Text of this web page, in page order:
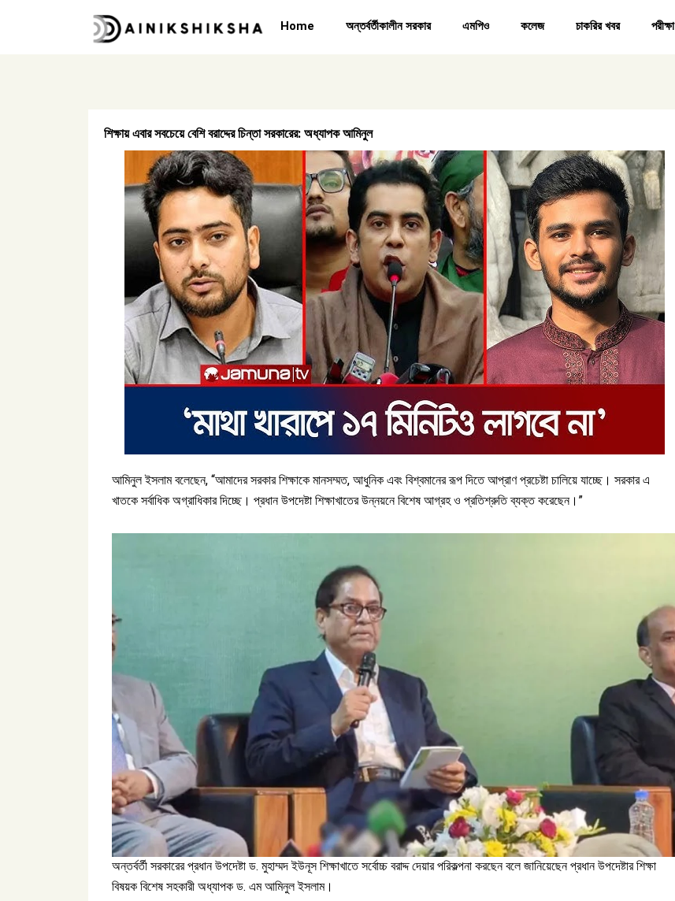
Home অন্তর্বর্তীকালীন সরকার এমপিও কলেজ চাকরির খবর পরীক্ষা
শিক্ষায় এবার সবচেয়ে বেশি বরাদ্দের চিন্তা সরকারের: অধ্যাপক আমিনুল
আমিনুল ইসলাম বলেছেন, “আমাদের সরকার শিক্ষাকে মানসম্মত, আধুনিক এবং বিশ্বমানের রূপ দিতে আপ্রাণ প্রচেষ্টা চালিয়ে যাচ্ছে। সরকার এ
খাতকে সর্বাধিক অগ্রাধিকার দিচ্ছে। প্রধান উপদেষ্টা শিক্ষাখাতের উন্নয়নে বিশেষ আগ্রহ ও প্রতিশ্রুতি ব্যক্ত করেছেন।”
অন্তর্বর্তী সরকারের প্রধান উপদেষ্টা ড. মুহাম্মদ ইউনূস শিক্ষাখাতে সর্বোচ্চ বরাদ্দ দেয়ার পরিকল্পনা করছেন বলে জানিয়েছেন প্রধান উপদেষ্টার শিক্ষা
বিষয়ক বিশেষ সহকারী অধ্যাপক ড. এম আমিনুল ইসলাম।